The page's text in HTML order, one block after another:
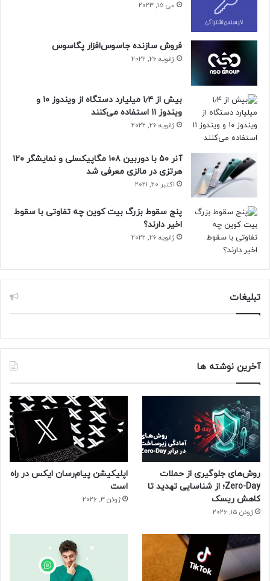
می 15, 2023
فروش سازنده جاسوس‌افزار پگاسوس
ژانویه 26, 2022
بیش از ۱٫۴ میلیارد دستگاه از ویندوز ۱۰ و
ویندوز ۱۱ استفاده می‌کنند
ژانویه 26, 2022
آنر ۵۰ با دوربین ۱۰۸ مگاپیکسلی و نمایشگر ۱۲۰
هرتزی در مالزی معرفی شد
اکتبر 20, 2021
پنج سقوط بزرگ بیت کوین چه تفاوتی با سقوط
اخیر دارند؟
ژانویه 26, 2022
تبلیغات
آخرین نوشته ها
روش‌های جلوگیری از حملات
Zero-Day؛ از شناسایی تهدید تا
کاهش ریسک
ژوئن 15, 2026
اپلیکیشن پیام‌رسان ایکس در راه
است
ژوئن 3, 2026